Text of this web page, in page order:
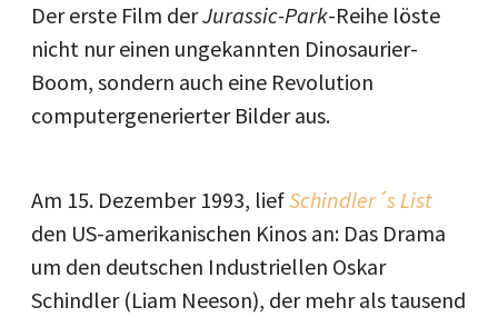
Der erste Film derJurassic-Park-Reihe löste
nicht nur einen ungekannten Dinosaurier-
Boom, sondern auch eine Revolution
computergenerierter Bilder aus.
Am 15. Dezember 1993, liefSchindler´s List
den US-amerikanischen Kinos an: Das Drama
um den deutschen Industriellen Oskar
Schindler (Liam Neeson), der mehr als tausend